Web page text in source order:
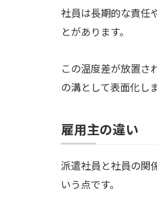
社員は長期的な責任
とがあります。
この温度差が放置さ
の溝として表面化しま
雇用主の違い
派遣社員と社員の関
いう点です。